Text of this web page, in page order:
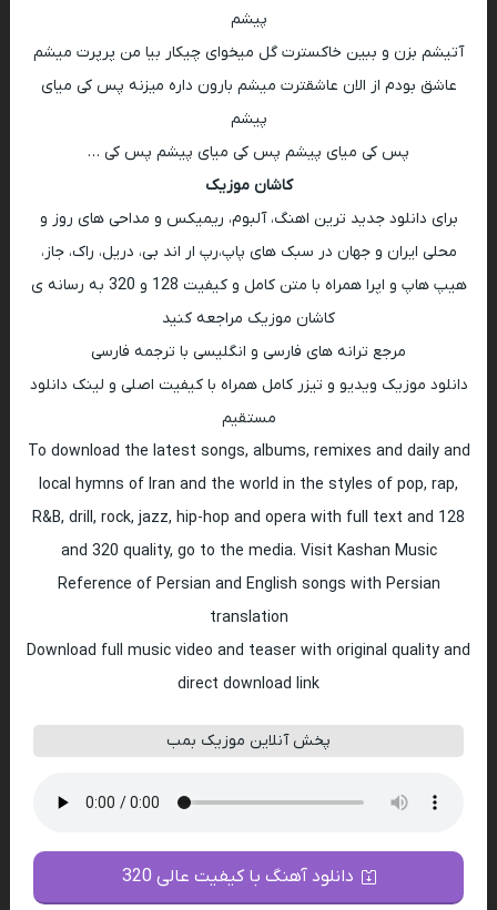
پیشم
آتیشم بزن و ببین خاکسترت گل میخوای چیکار بیا من پرپرت میشم
عاشق بودم از الان عاشقترت میشم بارون داره میزنه پس کی میای
پیشم
پس کی میای پیشم پس کی میای پیشم پس کی …
کاشان موزیک
برای دانلود جدید ترین اهنگ، آلبوم، ریمیکس و مداحی های روز و
محلی ایران و جهان در سبک های پاپ،رپ ار اند بی، دریل، راک، جاز،
هیپ هاپ و اپرا همراه با متن کامل و کیفیت 128 و 320 به رسانه ی
کاشان موزیک مراجعه کنید
مرجع ترانه های فارسی و انگلیسی با ترجمه فارسی
دانلود موزیک ویدیو و تیزر کامل همراه با کیفیت اصلی و لینک دانلود
مستقیم
To download the latest songs, albums, remixes and daily and
local hymns of Iran and the world in the styles of pop, rap,
R&B, drill, rock, jazz, hip-hop and opera with full text and 128
and 320 quality, go to the media. Visit Kashan Music
Reference of Persian and English songs with Persian
translation
Download full music video and teaser with original quality and
direct download link
پخش آنلاین موزیک بمب
دانلود آهنگ با کیفیت عالی 320